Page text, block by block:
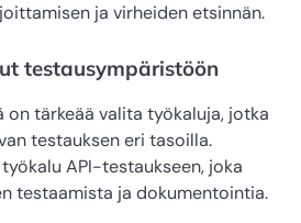
ja virheiden etsinnän.
testausympäristöön
on tärkeää valita työkaluja, jotka
testauksen eri tasoilla.
API-testaukseen, joka
testaamista ja dokumentointia.